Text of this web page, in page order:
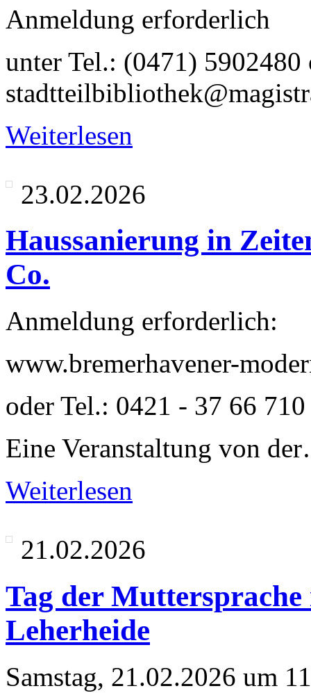
Anmeldung erforderlich
unter Tel.: (0471) 5902480
Weiterlesen
23.02.2026
Haussanierung in
Co.
Anmeldung erforderlich:
www.bremerhavener-
oder Tel.: 0421 - 37 66 710
Eine Veranstaltung von
Weiterlesen
21.02.2026
Tag der
Leherheide
Samstag, 21.02.2026 um